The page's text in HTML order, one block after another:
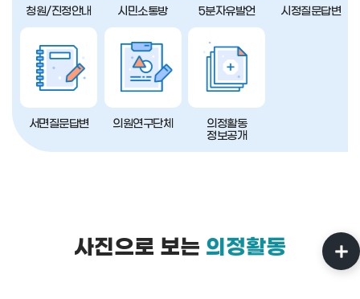
청원/진정안내 시민소통방 5분자유발언 시정질문답변
서면질문답변 의원연구단체
의정활동
정보공개
사진으로 보는 의정활동